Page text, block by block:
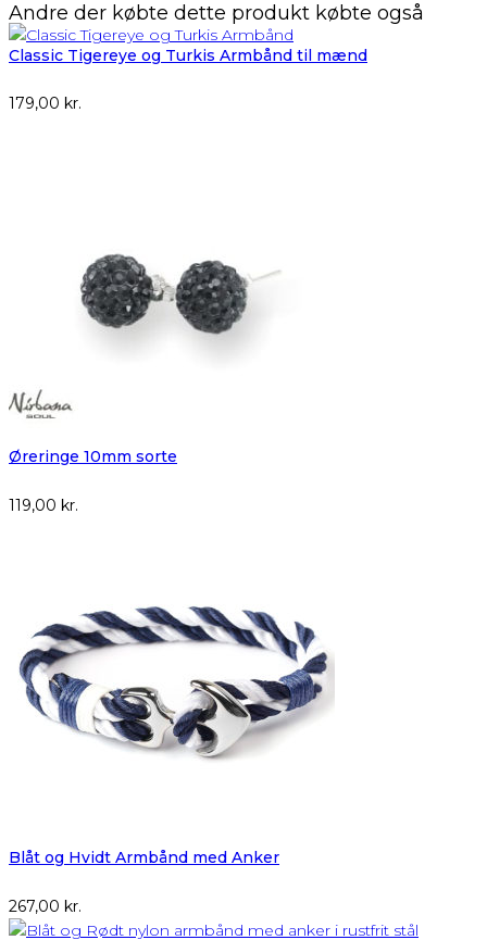
Andre der købte dette produkt købte også
Classic Tigereye og Turkis Armbånd til mænd
179,00 kr.
Øreringe 10mm sorte
119,00 kr.
Blåt og Hvidt Armbånd med Anker
267,00 kr.